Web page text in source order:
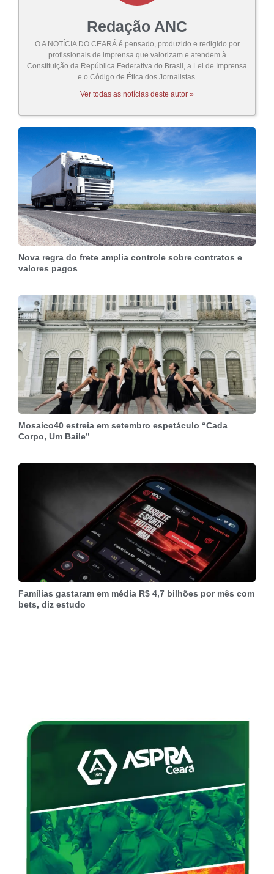
Redação ANC
O A NOTÍCIA DO CEARÁ é pensado, produzido e redigido por
profissionais de imprensa que valorizam e atendem à
Constituição da República Federativa do Brasil, a Lei de Imprensa
e o Código de Ética dos Jornalistas.
Ver todas as notícias deste autor »
Nova regra do frete amplia controle sobre contratos e
valores pagos
Mosaico40 estreia em setembro espetáculo “Cada
Corpo, Um Baile”
Famílias gastaram em média R$ 4,7 bilhões por mês com
bets, diz estudo